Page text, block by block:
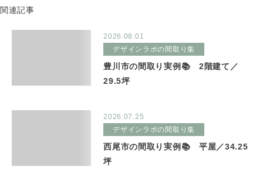
関連記事
2026.08.01
デザインラボの間取り集
豊川市の間取り実例📚 2階建て／
29.5坪
2026.07.25
デザインラボの間取り集
西尾市の間取り実例📚 平屋／34.25
坪